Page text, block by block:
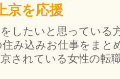
京を応援
したいと思っている
み込みお仕事をまと
されている女性の転